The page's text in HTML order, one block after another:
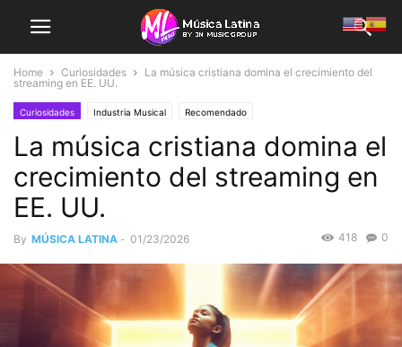
Home Curiosidades
La música cristiana domina el crecimiento del
streaming en EE. UU.
Curiosidades Industria Musical Recomendado
La música cristiana domina el
crecimiento del streaming en
EE. UU.
By MÚSICA LATINA - 01/23/2026 0
418